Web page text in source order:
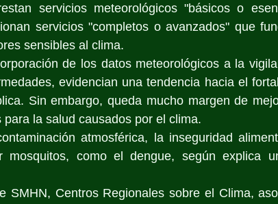
servicios meteorológicos "básicos o
servicios "completos o avanzados" que
sensibles al clima.
de los datos meteorológicos a la
evidencian una tendencia hacia el
Sin embargo, queda mucho margen de
la salud causados por el clima.
atmosférica, la inseguridad
mosquitos, como el dengue, según explica
SMHN, Centros Regionales sobre el Clima,